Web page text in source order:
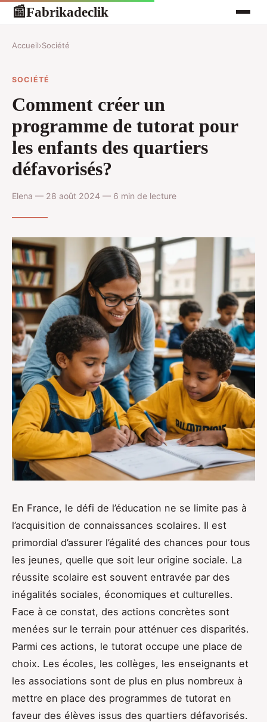
📰Fabrikadeclik
Accueil›Société
SOCIÉTÉ
Comment créer un
programme de tutorat pour
les enfants des quartiers
défavorisés?
Elena — 28 août 2024 — 6 min de lecture
En France, le défi de l’éducation ne se limite pas à
l’acquisition de connaissances scolaires. Il est
primordial d’assurer l’égalité des chances pour tous
les jeunes, quelle que soit leur origine sociale. La
réussite scolaire est souvent entravée par des
inégalités sociales, économiques et culturelles.
Face à ce constat, des actions concrètes sont
menées sur le terrain pour atténuer ces disparités.
Parmi ces actions, le tutorat occupe une place de
choix. Les écoles, les collèges, les enseignants et
les associations sont de plus en plus nombreux à
mettre en place des programmes de tutorat en
faveur des élèves issus des quartiers défavorisés.